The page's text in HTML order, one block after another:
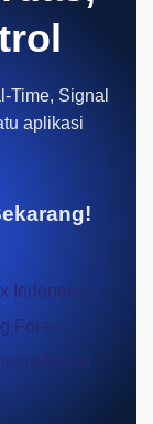
Time, Signal
aplikasi